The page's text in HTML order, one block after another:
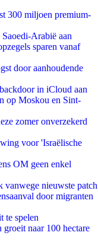
300 miljoen premium-
Arabië aan
sparen vanaf
door aanhoudende
in iCloud aan
op Moskou en Sint-
zomer onverzekerd
voor 'Israëlische
OM geen enkel
vanwege nieuwste patch
door migranten
te spelen
naar 100 hectare